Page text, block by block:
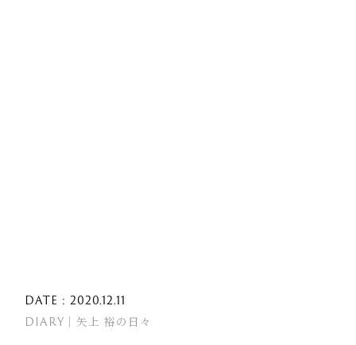
DATE : 2020.12.11
DIARY｜矢上 裕の日々